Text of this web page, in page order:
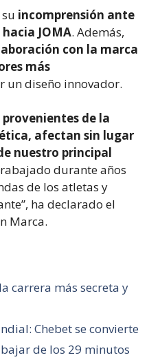
incomprensión ante
JOMA. Además,
con la marca
más
un diseño innovador.
de la
afectan sin lugar
nuestro principal
durante años
de los atletas y
ha declarado el
Marca.
la carrera más secreta y
Chebet se convierte
de los 29 minutos